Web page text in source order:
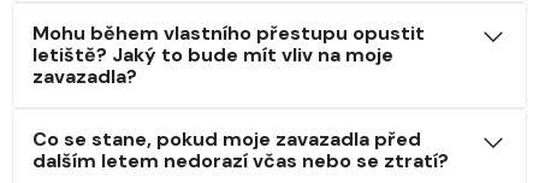
Mohu během vlastního přestupu opustit
letiště? Jaký to bude mít vliv na moje
zavazadla?
Co se stane, pokud moje zavazadla před
dalším letem nedorazí včas nebo se ztratí?